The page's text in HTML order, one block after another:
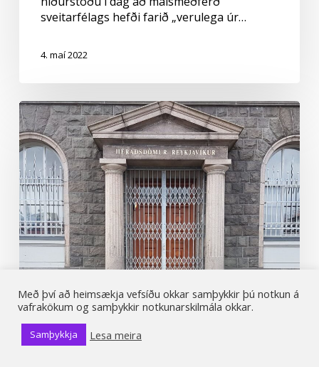
sveitarfélags hefði farið „verulega úr…
4. maí 2022
Ríkið
sýknað
í
héraðsdómi
vegna
Krónu
móti
krónu
máls.
Með því að heimsækja vefsíðu okkar samþykkir þú notkun á
vafrakökum og samþykkir notkunarskilmála okkar.
Samþykkja Lesa meira